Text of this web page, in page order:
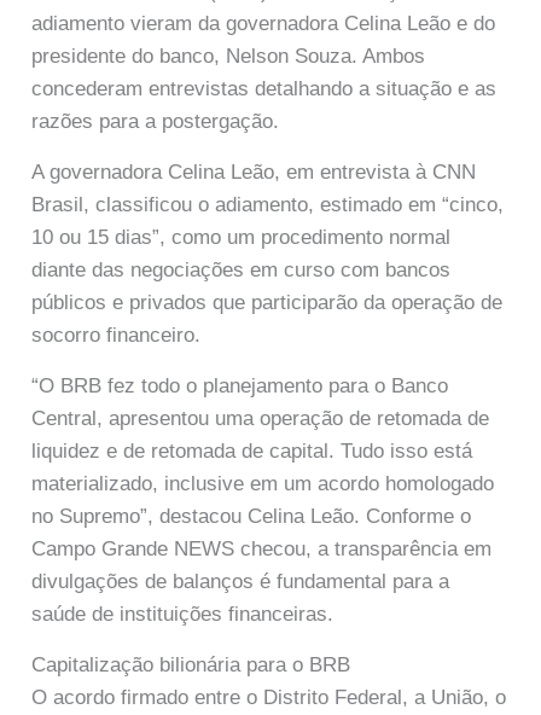
adiamento vieram da governadora Celina Leão e do
presidente do banco, Nelson Souza. Ambos
concederam entrevistas detalhando a situação e as
razões para a postergação.
A governadora Celina Leão, em entrevista à CNN
Brasil, classificou o adiamento, estimado em “cinco,
10 ou 15 dias”, como um procedimento normal
diante das negociações em curso com bancos
públicos e privados que participarão da operação de
socorro financeiro.
“O BRB fez todo o planejamento para o Banco
Central, apresentou uma operação de retomada de
liquidez e de retomada de capital. Tudo isso está
materializado, inclusive em um acordo homologado
no Supremo”, destacou Celina Leão. Conforme o
Campo Grande NEWS checou, a transparência em
divulgações de balanços é fundamental para a
saúde de instituições financeiras.
Capitalização bilionária para o BRB
O acordo firmado entre o Distrito Federal, a União, o